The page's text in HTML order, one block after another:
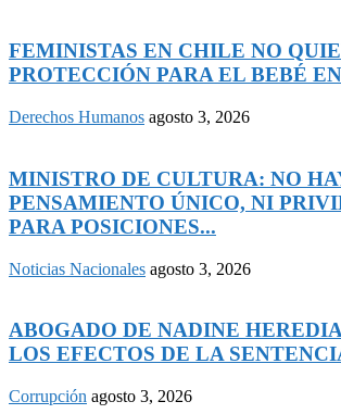
FEMINISTAS EN CHILE NO
PROTECCIÓN PARA EL BEBÉ
Derechos Humanos agosto 3, 2026
MINISTRO DE CULTURA: NO
PENSAMIENTO ÚNICO, NI
PARA POSICIONES...
Noticias Nacionales agosto 3, 2026
ABOGADO DE NADINE
LOS EFECTOS DE LA
Corrupción agosto 3, 2026